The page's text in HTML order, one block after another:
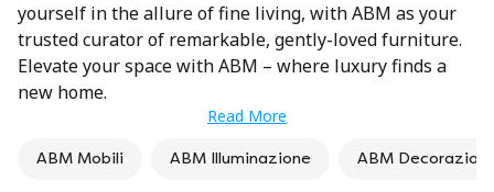
yourself in the allure of fine living, with ABM as your
trusted curator of remarkable, gently-loved furniture.
Elevate your space with ABM – where luxury finds a
new home.
Read More
ABM Mobili ABM Illuminazione ABM